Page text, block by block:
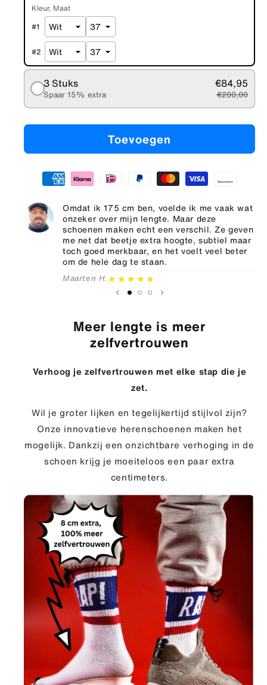
Kleur Maat
#1
#2
3 Stuks
Spaar 15% extra
€84,95
€200,00
Toevoegen
Omdat ik 175 cm ben, voelde ik me vaak wat
onzeker over mijn lengte. Maar deze
schoenen maken echt een verschil. Ze geven
me net dat beetje extra hoogte, subtiel maar
toch goed merkbaar, en het voelt veel beter
om de hele dag te staan.
Maarten H. ★★★★★
Meer lengte is meer
zelfvertrouwen
Verhoog je zelfvertrouwen met elke stap die je
zet.
Wil je groter lijken en tegelijkertijd stijlvol zijn?
Onze innovatieve herenschoenen maken het
mogelijk. Dankzij een onzichtbare verhoging in de
schoen krijg je moeiteloos een paar extra
centimeters.